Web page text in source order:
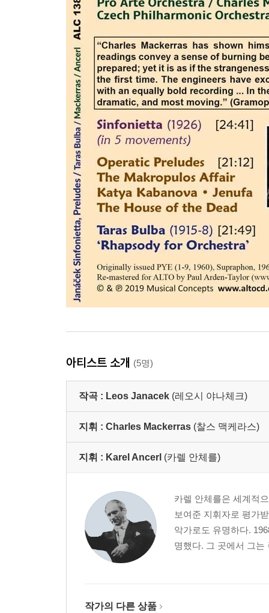
아티스트 소개 (5명)
작곡 : Leos Janacek (레오시 야나체크)
지휘 : Charles Mackerras (찰스 맥케라스)
지휘 : Karel Ancerl (카렐 안체를)
카렐 안체를은 세계적
보여준 지휘자로 평가
악가로도 유명하다.
명했다. 그 곳에서 그는
작가의 다른 상품